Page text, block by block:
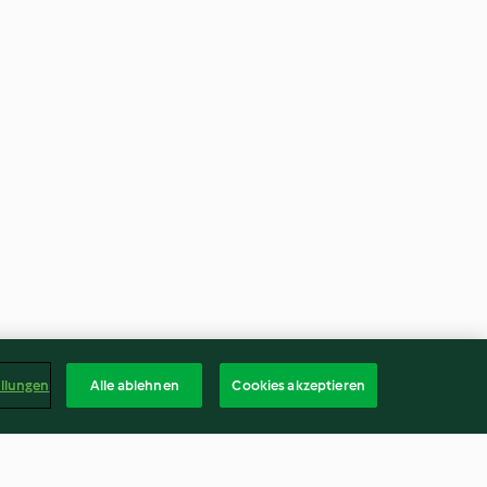
Alle ablehnen Cookies akzeptieren